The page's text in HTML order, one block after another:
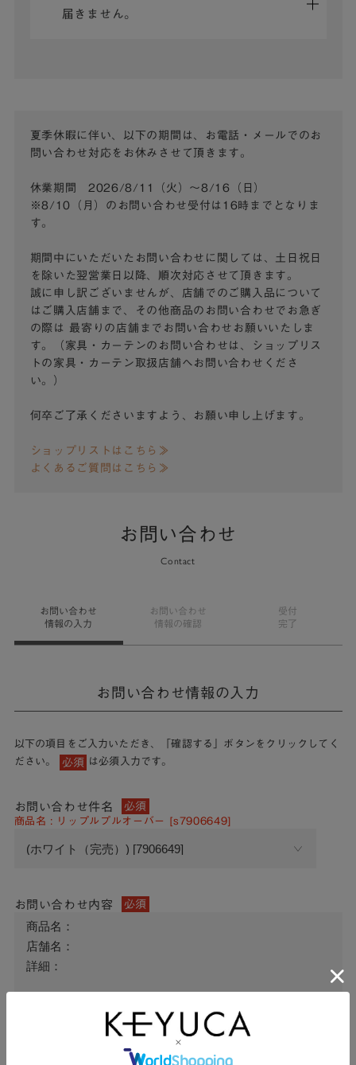
届きません。
夏季休暇に伴い、以下の期間は、お電話・メールでのお
問い合わせ対応をお休みさせて頂きます。
休業期間 2026/8/11（火）～8/16（日）
※8/10（月）のお問い合わせ受付は16時までとなりま
す。
期間中にいただいたお問い合わせに関しては、土日祝日
を除いた翌営業日以降、順次対応させて頂きます。
誠に申し訳ございませんが、店舗でのご購入品について
はご購入店舗まで、その他商品のお問い合わせでお急ぎ
の際は
最寄りの店舗までお問い合わせお願いいたしま
す。（家具・カーテンのお問い合わせは、ショップリス
トの家具・カーテン取扱店舗へお問い合わせくださ
い。）
何卒ご了承くださいますよう、お願い申し上げます。
ショップリストはこちら≫
よくあるご質問はこちら≫
お問い合わせ
Contact
お問い合わせ
情報の入力
お問い合わせ
情報の確認
受付
完了
お問い合わせ情報の入力
以下の項目をご入力いただき、「確認する」ボタンをクリックしてく
ださい。
必須 は必須入力です。
お問い合わせ件名 必須
商品名 : リップルプルオーバー [s7906649]
お問い合わせ内容 必須